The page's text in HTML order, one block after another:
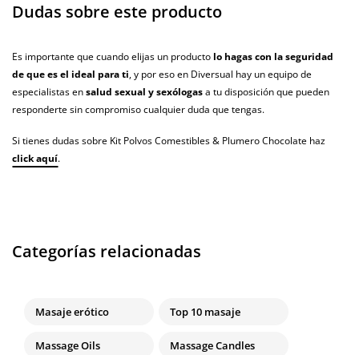
Dudas sobre este producto
Es importante que cuando elijas un producto lo hagas con la seguridad
de que es el ideal para ti, y por eso en Diversual hay un equipo de
especialistas ensalud sexual y sexólogasa tu disposición que pueden
responderte sin compromiso cualquier duda que tengas.
Si tienes dudas sobre Kit Polvos Comestibles & Plumero Chocolate haz
click aquí.
Categorías relacionadas
Masaje erótico Top 10 masaje
Massage Oils Massage Candles